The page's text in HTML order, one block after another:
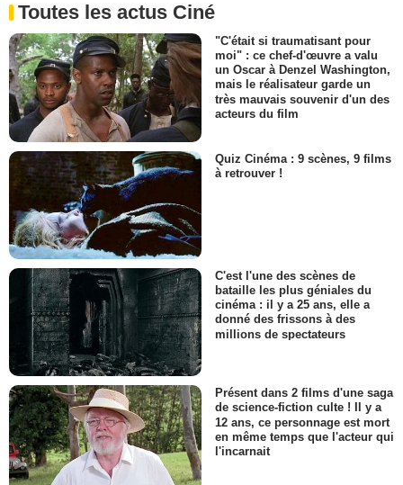
Toutes les actus Ciné
"C'était si traumatisant pour
moi" : ce chef-d'œuvre a valu
un Oscar à Denzel Washington,
mais le réalisateur garde un
très mauvais souvenir d'un des
acteurs du film
Quiz Cinéma : 9 scènes, 9 films
à retrouver !
C'est l'une des scènes de
bataille les plus géniales du
cinéma : il y a 25 ans, elle a
donné des frissons à des
millions de spectateurs
Présent dans 2 films d'une saga
de science-fiction culte ! Il y a
12 ans, ce personnage est mort
en même temps que l'acteur qui
l'incarnait